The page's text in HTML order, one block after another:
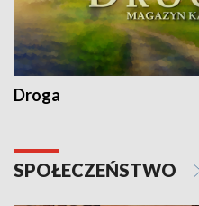
Droga
SPOŁECZEŃSTWO